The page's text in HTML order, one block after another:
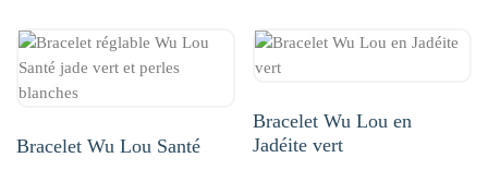
Bracelet Wu Lou Santé
Bracelet Wu Lou en
Jadéite vert